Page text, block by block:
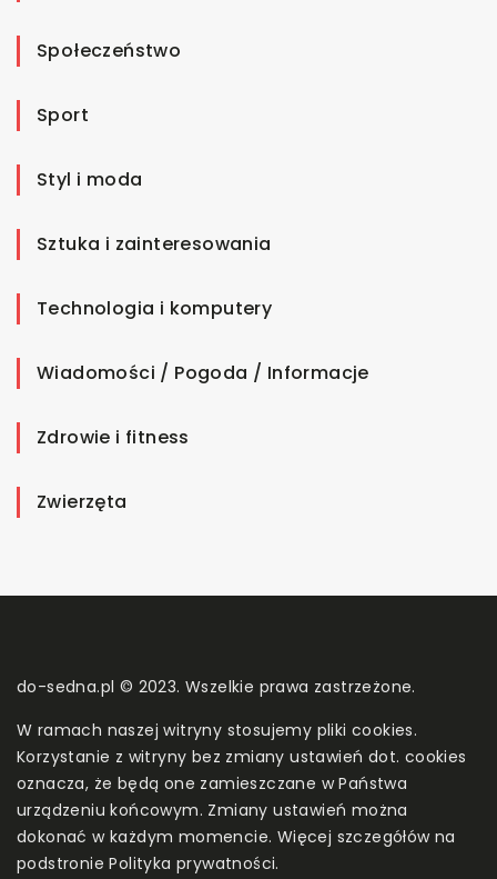
Społeczeństwo
Sport
Styl i moda
Sztuka i zainteresowania
Technologia i komputery
Wiadomości / Pogoda / Informacje
Zdrowie i fitness
Zwierzęta
do-sedna.pl © 2023. Wszelkie prawa zastrzeżone.
W ramach naszej witryny stosujemy pliki cookies.
Korzystanie z witryny bez zmiany ustawień dot. cookies
oznacza, że będą one zamieszczane w Państwa
urządzeniu końcowym. Zmiany ustawień można
dokonać w każdym momencie. Więcej szczegółów na
podstroniePolityka prywatności.